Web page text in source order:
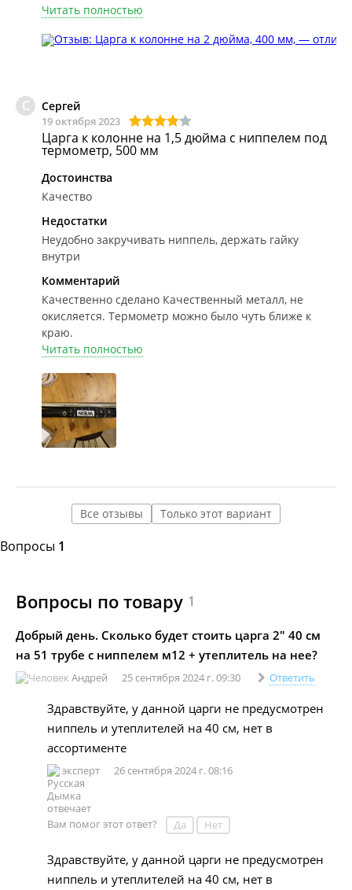
Читать полностью
С Сергей
19 октября 2023
Царга к колонне на 1,5 дюйма с ниппелем под
термометр, 500 мм
Достоинства
Качество
Недостатки
Неудобно закручивать ниппель, держать гайку
внутри
Комментарий
Качественно сделано Качественный металл, не
окисляется. Термометр можно было чуть ближе к
краю.
Читать полностью
Все отзывы Только этот вариант
Вопросы 1
Вопросы по товару 1
Добрый день. Сколько будет стоить царга 2" 40 см
на 51 трубе с ниппелем м12 + утеплитель на нее?
Андрей 25 сентября 2024 г. 09:30 Ответить
Здравствуйте, у данной царги не предусмотрен
ниппель и утеплителей на 40 см, нет в
ассортименте
эксперт 26 сентября 2024 г. 08:16
Вам помог этот ответ? Да Нет
Здравствуйте, у данной царги не предусмотрен
ниппель и утеплителей на 40 см, нет в